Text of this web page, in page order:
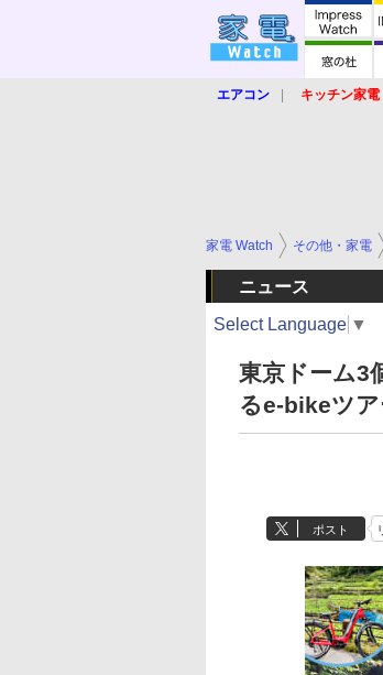
エアコン キッチン家電
家電 Watch その他・家電
ニュース
Select Language ▼
東京ドーム3
るe-bikeツア
ポスト